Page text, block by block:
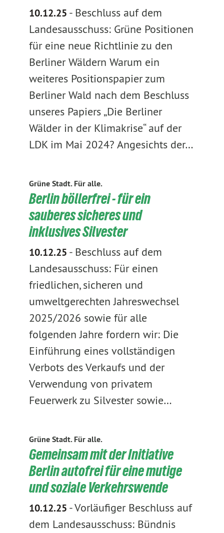
10.12.25 - Beschluss auf dem
Landesausschuss: Grüne Positionen
für eine neue Richtlinie zu den
Berliner Wäldern Warum ein
weiteres Positionspapier zum
Berliner Wald nach dem Beschluss
unseres Papiers „Die Berliner
Wälder in der Klimakrise“ auf der
LDK im Mai 2024? Angesichts der…
Grüne Stadt. Für alle.
Berlin böllerfrei - für ein
sauberes sicheres und
inklusives Silvester
10.12.25 - Beschluss auf dem
Landesausschuss: Für einen
friedlichen, sicheren und
umweltgerechten Jahreswechsel
2025/2026 sowie für alle
folgenden Jahre fordern wir: Die
Einführung eines vollständigen
Verbots des Verkaufs und der
Verwendung von privatem
Feuerwerk zu Silvester sowie…
Grüne Stadt. Für alle.
Gemeinsam mit der Initiative
Berlin autofrei für eine mutige
und soziale Verkehrswende
10.12.25 -Vorläufiger Beschluss auf
dem Landesausschuss: Bündnis